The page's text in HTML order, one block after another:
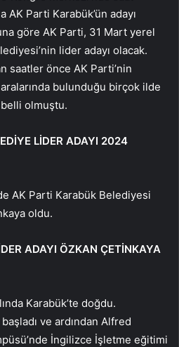
AK Parti Karabük’ün adayı
göre AK Parti, 31 Mart yerel
lider adayı olacak.
saatler önce AK Parti’nin
bulunduğu birçok ilde
olmuştu.
LİDER ADAYI 2024
AK Parti Karabük Belediyesi
oldu.
ADAYI ÖZKAN ÇETİNKAYA
Karabük’te doğdu.
ve ardından Alfred
İngilizce İşletme eğitimi